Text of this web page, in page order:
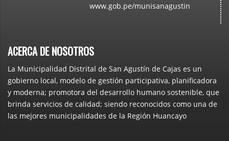
www.gob.pe/munisanagustin
ACERCA DE NOSOTROS
La Municipalidad Distrital de San Agustín de Cajas es un
gobierno local, modelo de gestión participativa, planificadora
y moderna; promotora del desarrollo humano sostenible, que
brinda servicios de calidad; siendo reconocidos como una de
las mejores municipalidades de la Región Huancayo